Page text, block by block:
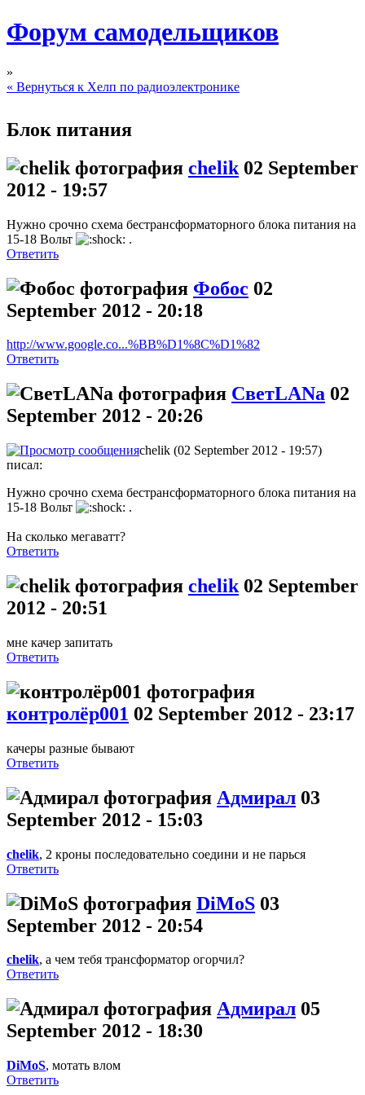
Форум самодельщиков
»
« Вернуться к Хелп по радиоэлектронике
Блок питания
chelik 02 September
2012 - 19:57
Нужно срочно схема бестрансформаторного блока питания на
15-18 Вольт
.
Ответить
Фобос 02
September 2012 - 20:18
http://www.google.co...%BB%D1%8C%D1%82
Ответить
СветLANa 02
September 2012 - 20:26
chelik (02 September 2012 - 19:57)
писал:
Нужно срочно схема бестрансформаторного блока питания на
15-18 Вольт
.
На сколько мегаватт?
Ответить
chelik 02 September
2012 - 20:51
мне качер запитать
Ответить
контролёр001 02 September 2012 - 23:17
качеры разные бывают
Ответить
Адмирал 03
September 2012 - 15:03
chelik, 2 кроны последовательно соедини и не парься
Ответить
DiMoS 03
September 2012 - 20:54
chelik, а чем тебя трансформатор огорчил?
Ответить
Адмирал 05
September 2012 - 18:30
DiMoS, мотать влом
Ответить